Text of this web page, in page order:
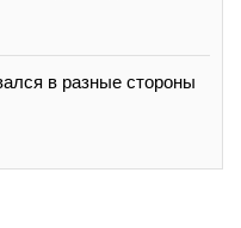
в разные стороны